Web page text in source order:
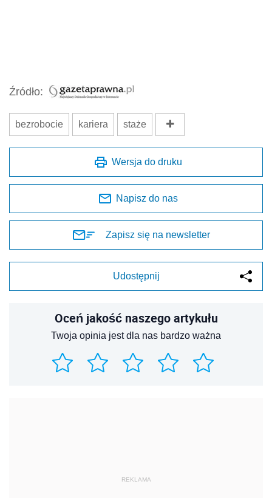
Źródło:
bezrobocie kariera staże
Wersja do druku
Napisz do nas
Zapisz się na newsletter
Udostępnij
Oceń jakość naszego artykułu
Twoja opinia jest dla nas bardzo ważna
REKLAMA